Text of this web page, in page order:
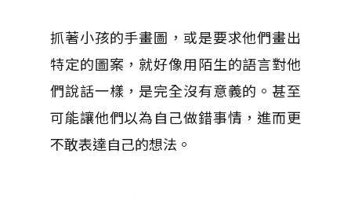
抓著小孩的手畫圖，或是要求他們畫出
特定的圖案，就好像用陌生的語言對他
們說話一樣，是完全沒有意義的。甚至
可能讓他們以為自己做錯事情，進而更
不敢表達自己的想法。